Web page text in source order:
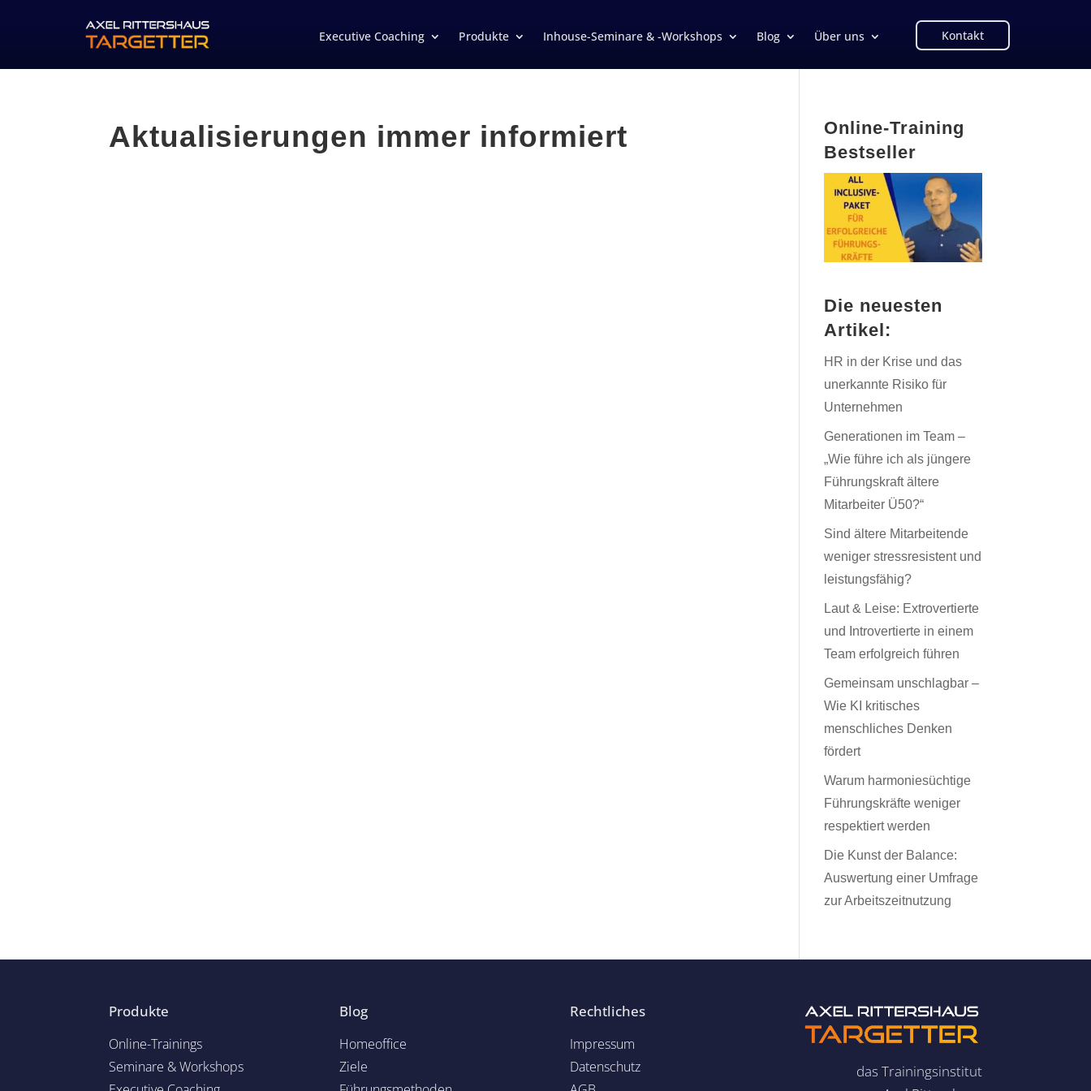
Executive Coaching Produkte Inhouse-Seminare & -Workshops Blog Über uns Kontakt
Aktualisierungen immer informiert
Online-Training
Bestseller
Die neuesten
Artikel:
HR in der Krise und das
unerkannte Risiko für
Unternehmen
Generationen im Team –
„Wie führe ich als jüngere
Führungskraft ältere
Mitarbeiter Ü50?“
Sind ältere Mitarbeitende
weniger stressresistent und
leistungsfähig?
Laut & Leise: Extrovertierte
und Introvertierte in einem
Team erfolgreich führen
Gemeinsam unschlagbar –
Wie KI kritisches
menschliches Denken
fördert
Warum harmoniesüchtige
Führungskräfte weniger
respektiert werden
Die Kunst der Balance:
Auswertung einer Umfrage
zur Arbeitszeitnutzung
Produkte
Online-Trainings
Seminare & Workshops
Blog
Homeoffice
Ziele
Rechtliches
Impressum
Datenschutz
das Trainingsinstitut